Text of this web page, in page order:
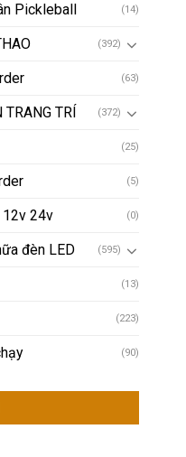
Pickleball (14)
(392)
(63)
TRÍ (372)
(25)
(5)
24v (0)
đèn LED (595)
(13)
(223)
(90)